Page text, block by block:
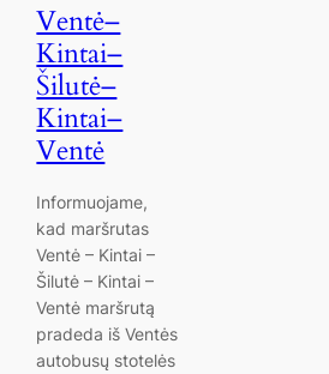
Ventė–
Kintai–
Šilutė–
Kintai–
Ventė
Informuojame,
kad maršrutas
Ventė – Kintai –
Šilutė – Kintai –
Ventė maršrutą
pradeda iš Ventės
autobusų stotelės